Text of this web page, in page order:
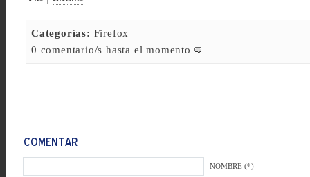
Categorías: Firefox
0 comentario/s hasta el momento
NOMBRE (*)